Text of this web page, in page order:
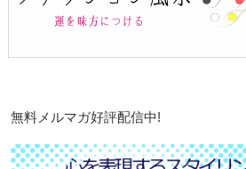
無料メルマガ好評配信中!